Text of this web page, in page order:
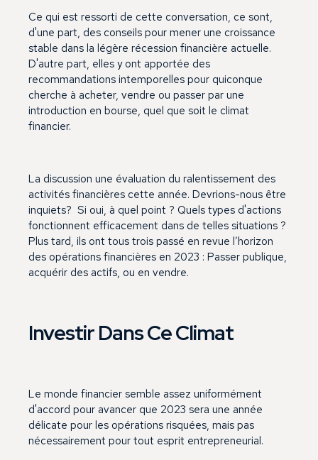
Ce qui est ressorti de cette conversation, ce sont,
d'une part, des conseils pour mener une croissance
stable dans la légère récession financière actuelle.
D'autre part, elles y ont apportée des
recommandations intemporelles pour quiconque
cherche à acheter, vendre ou passer par une
introduction en bourse, quel que soit le climat
financier.
La discussion une évaluation du ralentissement des
activités financières cette année. Devrions-nous être
inquiets? Si oui, à quel point ? Quels types d'actions
fonctionnent efficacement dans de telles situations ?
Plus tard, ils ont tous trois passé en revue l’horizon
des opérations financières en 2023 : Passer publique,
acquérir des actifs, ou en vendre.
Investir Dans Ce Climat
Le monde financier semble assez uniformément
d'accord pour avancer que 2023 sera une année
délicate pour les opérations risquées, mais pas
nécessairement pour tout esprit entrepreneurial.